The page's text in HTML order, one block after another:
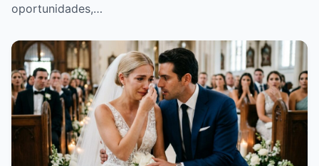
oportunidades,…